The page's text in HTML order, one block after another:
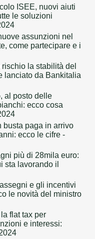
ISEE, nuovi aiuti
le soluzioni
assunzioni nel
come partecipare e i
la stabilità del
lanciato da Bankitalia
al posto delle
ecco cosa
busta paga in arrivo
ecco le cifre -
più di 28mila euro:
sta lavorando il
e gli incentivi
le novità del ministro
flat tax per
e interessi: